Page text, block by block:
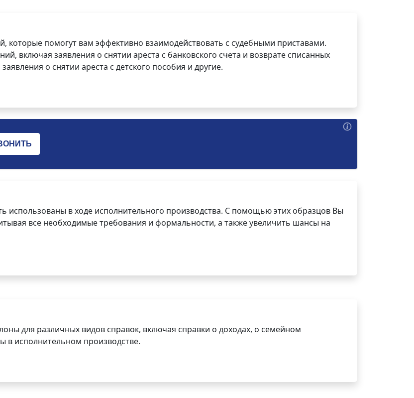
которые помогут вам эффективно взаимодействовать с судебными приставами.
включая заявления о снятии ареста с банковского счета и возврате списанных
о снятии ареста с детского пособия и другие.
использованы в ходе исполнительного производства. С помощью этих образцов Вы
все необходимые требования и формальности, а также увеличить шансы на
для различных видов справок, включая справки о доходах, о семейном
в исполнительном производстве.